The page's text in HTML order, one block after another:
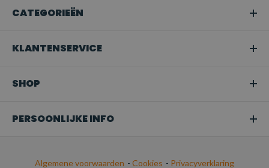
CATEGORIEËN
KLANTENSERVICE
SHOP
PERSOONLIJKE INFO
Algemene voorwaarden - Cookies - Privacyverklaring